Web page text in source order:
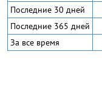
Последние 30 дней
Последние 365 дней
За все время